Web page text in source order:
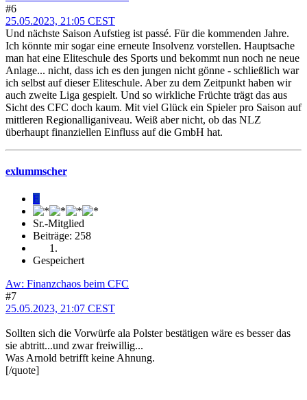
#6
25.05.2023, 21:05 CEST
Und nächste Saison Aufstieg ist passé. Für die kommenden Jahre.
Ich könnte mir sogar eine erneute Insolvenz vorstellen. Hauptsache
man hat eine Eliteschule des Sports und bekommt nun noch ne neue
Anlage... nicht, dass ich es den jungen nicht gönne - schließlich war
ich selbst auf dieser Eliteschule. Aber zu dem Zeitpunkt haben wir
auch zweite Liga gespielt. Und so wirkliche Früchte trägt das aus
Sicht des CFC doch kaum. Mit viel Glück ein Spieler pro Saison auf
mittleren Regionalliganiveau. Weiß aber nicht, ob das NLZ
überhaupt finanziellen Einfluss auf die GmbH hat.
exlummscher
E
Sr.-Mitglied
Beiträge: 258
Gespeichert
Aw: Finanzchaos beim CFC
#7
25.05.2023, 21:07 CEST
Sollten sich die Vorwürfe ala Polster bestätigen wäre es besser das
sie abtritt...und zwar freiwillig...
Was Arnold betrifft keine Ahnung.
[/quote]